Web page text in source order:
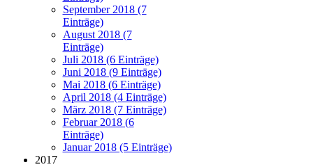
September 2018 (7
Einträge)
August 2018 (7
Einträge)
Juli 2018 (6 Einträge)
Juni 2018 (9 Einträge)
Mai 2018 (6 Einträge)
April 2018 (4 Einträge)
März 2018 (7 Einträge)
Februar 2018 (6
Einträge)
Januar 2018 (5 Einträge)
2017